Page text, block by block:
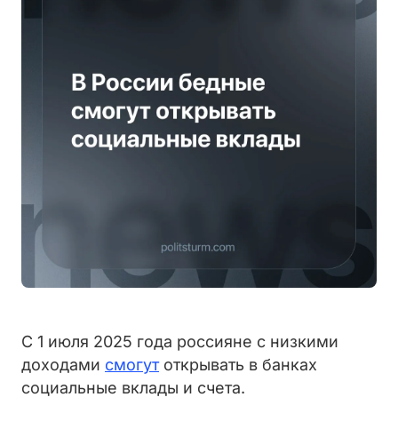
С 1 июля 2025 года россияне с низкими
доходами смогутоткрывать в банках
социальные вклады и счета.